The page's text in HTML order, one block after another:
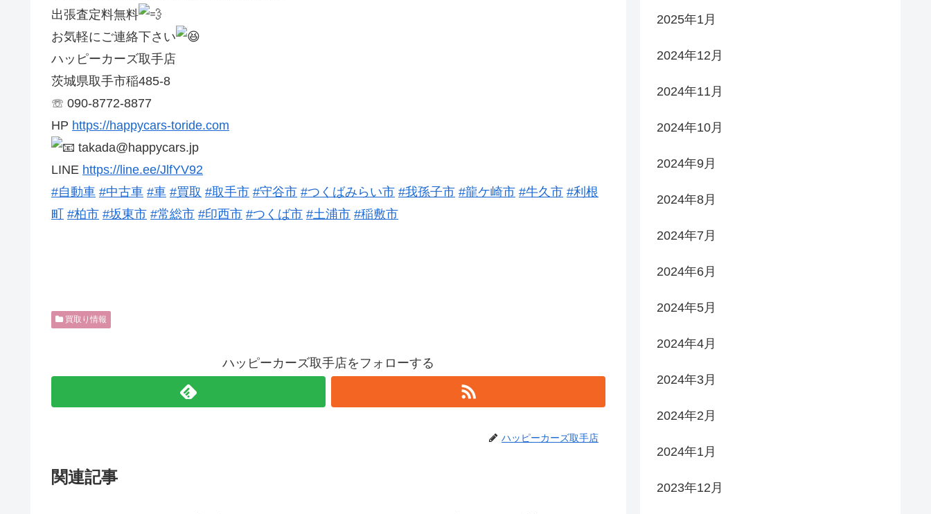
出張査定料無料
お気軽にご連絡下さい
ハッピーカーズ取手店
茨城県取手市稲485-8
☏ 090-8772-8877
HP https://happycars-toride.com
takada@happycars.jp
LINE https://line.ee/JlfYV92
#自動車 #中古車 #車 #買取 #取手市 #守谷市 #つくばみらい市 #我孫子市 #龍ケ崎市 #牛久市 #利根
町 #柏市 #坂東市 #常総市 #印西市 #つくば市 #土浦市 #稲敷市
買取り情報
ハッピーカーズ取手店をフォローする
ハッピーカーズ取手店
関連記事
2025年1月
2024年12月
2024年11月
2024年10月
2024年9月
2024年8月
2024年7月
2024年6月
2024年5月
2024年4月
2024年3月
2024年2月
2024年1月
2023年12月